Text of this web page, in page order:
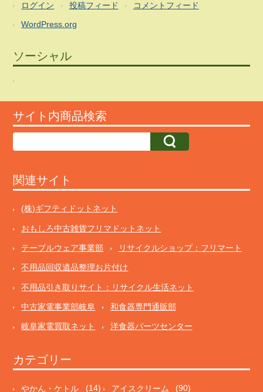
ログイン 投稿フィード コメントフィード
WordPress.org
ソーシャル
サイト内商品検索
関連サイト
(株)ギフティドットネット
おもしろ中古雑貨フリマドットネット
テーブルウェア事業部 リサイクルショップ：フリマート
不用品回収遺品整理お片付け
不用品引き取りサイト：リサイクル生活ネット
中古家電事業部岐阜 和食器専門通販部
岐阜家電買取ネット 洋食器パーツセンター
カテゴリー
やかん・ケトル (14) アイスクリーム (90)